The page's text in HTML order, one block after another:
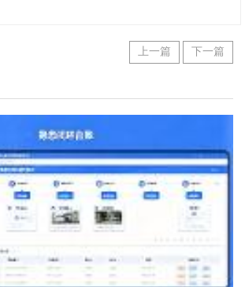
上一篇 下一篇